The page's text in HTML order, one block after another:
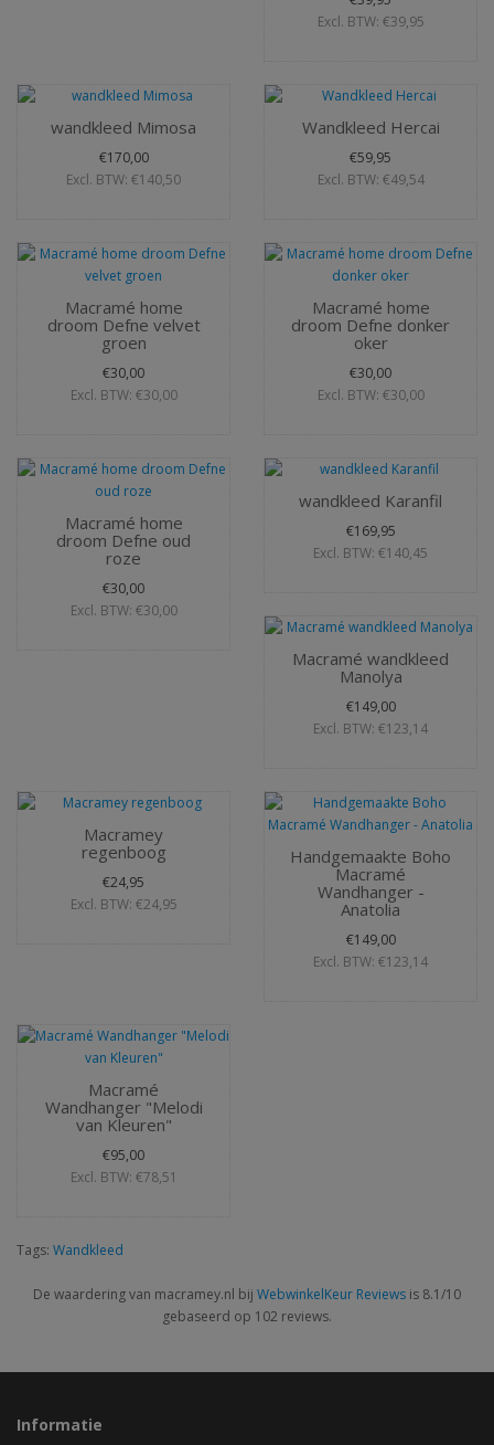
Excl. BTW: €39,95
wandkleed Mimosa
€170,00
Excl. BTW: €140,50
Wandkleed Hercai
€59,95
Excl. BTW: €49,54
Macramé home
droom Defne velvet
groen
€30,00
Excl. BTW: €30,00
Macramé home
droom Defne donker
oker
€30,00
Excl. BTW: €30,00
Macramé home
droom Defne oud
roze
€30,00
Excl. BTW: €30,00
wandkleed Karanfil
€169,95
Excl. BTW: €140,45
Macramé wandkleed
Manolya
€149,00
Excl. BTW: €123,14
Macramey
regenboog
€24,95
Excl. BTW: €24,95
Handgemaakte Boho
Macramé
Wandhanger -
Anatolia
€149,00
Excl. BTW: €123,14
Macramé
Wandhanger "Melodi
van Kleuren"
€95,00
Excl. BTW: €78,51
Tags: Wandkleed
De waardering van macramey.nl bij WebwinkelKeur Reviews is 8.1/10
gebaseerd op 102 reviews.
Informatie